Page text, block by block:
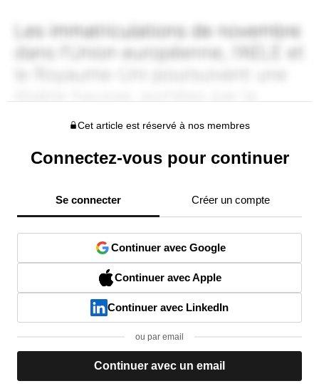
Cet article est réservé à nos membres
Connectez-vous pour continuer
Se connecter Créer un compte
Continuer avec Google
Continuer avec Apple
Continuer avec LinkedIn
ou par email
Continuer avec un email